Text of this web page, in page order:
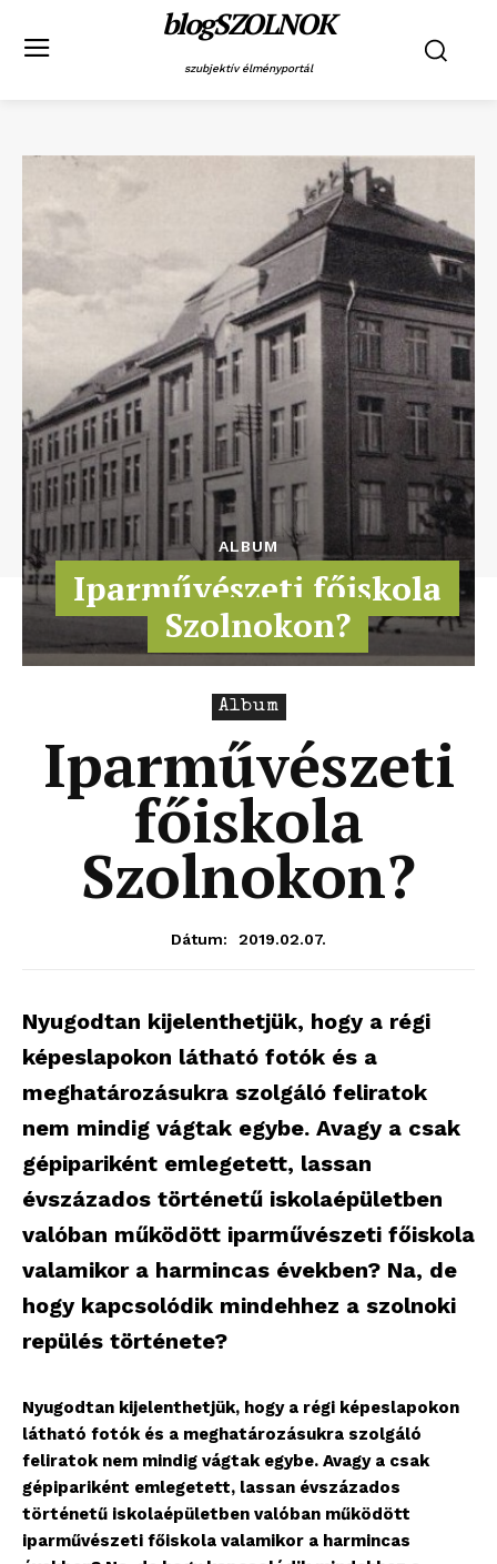
blogSZOLNOK
szubjektív élményportál
ALBUM
Iparművészeti főiskola
Szolnokon?
Album
Iparművészeti
főiskola
Szolnokon?
Dátum: 2019.02.07.
Nyugodtan kijelenthetjük, hogy a régi
képeslapokon látható fotók és a
meghatározásukra szolgáló feliratok
nem mindig vágtak egybe. Avagy a csak
gépipariként emlegetett, lassan
évszázados történetű iskolaépületben
valóban működött iparművészeti főiskola
valamikor a harmincas években? Na, de
hogy kapcsolódik mindehhez a szolnoki
repülés története?
Nyugodtan kijelenthetjük, hogy a régi képeslapokon
látható fotók és a meghatározásukra szolgáló
feliratok nem mindig vágtak egybe. Avagy a csak
gépipariként emlegetett, lassan évszázados
történetű iskolaépületben valóban működött
iparművészeti főiskola valamikor a harmincas